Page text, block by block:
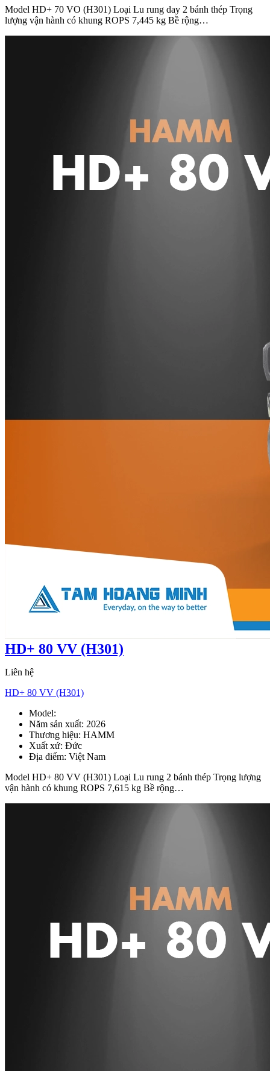
Model HD+ 70 VO (H301) Loại Lu rung day 2 bánh thép Trọng
lượng vận hành có khung ROPS 7,445 kg Bề rộng…
HD+ 80 VV (H301)
Liên hệ
HD+ 80 VV (H301)
Model:
Năm sản xuất: 2026
Thương hiệu: HAMM
Xuất xứ: Đức
Địa điểm: Việt Nam
Model HD+ 80 VV (H301) Loại Lu rung 2 bánh thép Trọng lượng
vận hành có khung ROPS 7,615 kg Bề rộng…